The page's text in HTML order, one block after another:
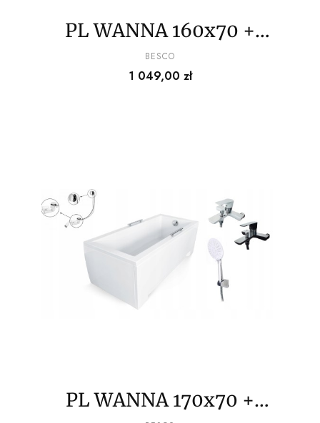
PL WANNA 160x70 +
BATERIA+SŁUCHAWKA+
SYFON
PRODUCENT
BESCO
Cena
1 049,00 zł
PL WANNA 170x70 +